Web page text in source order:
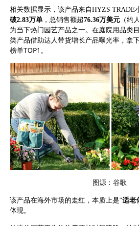
相关数据显示， 该产品来自HYZS TRADE
破2.83万单 ，总销售额超76.36万美元 （约
为当下热门园艺产品之一。在庭院用品类
类产品借助达人带货增长产品曝光率， 拿
榜单TOP1 。
图 源：谷歌
该产品在海外市场的走红，本质上是“适老
体现。